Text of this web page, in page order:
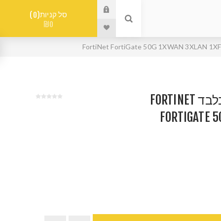
סל קניות 0
₪0
פיירוול מכשיר בלבד FORTINET
FORTIGATE